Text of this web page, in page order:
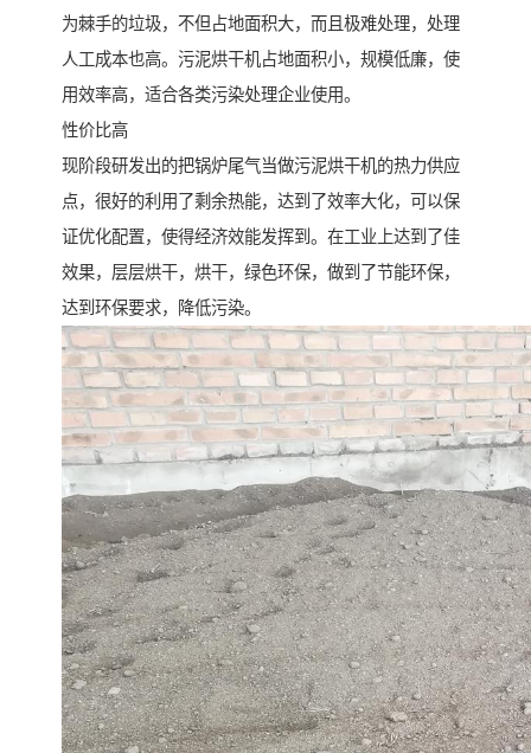
为棘手的垃圾，不但占地面积大，而且极难处理，处理
人工成本也高。污泥烘干机占地面积小，规模低廉，使
用效率高，适合各类污染处理企业使用。
性价比高
现阶段研发出的把锅炉尾气当做污泥烘干机的热力供应
点，很好的利用了剩余热能，达到了效率大化，可以保
证优化配置，使得经济效能发挥到。在工业上达到了佳
效果，层层烘干，烘干，绿色环保，做到了节能环保，
达到环保要求，降低污染。